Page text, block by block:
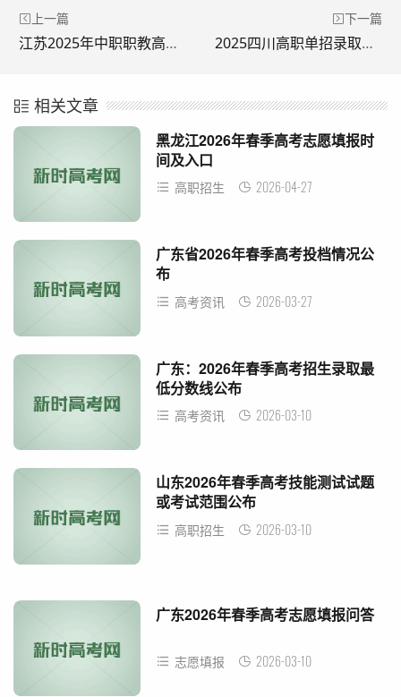
上一篇
江苏2025年中职职教高考专业技能考试成绩查询时间及方式
下一篇
2025四川高职单招录取结果查询时间及查分入口
相关文章
黑龙江2026年春季高考志愿填报时
间及入口
高职招生 2026-04-27
广东省2026年春季高考投档情况公
布
高考资讯 2026-03-27
广东：2026年春季高考招生录取最
低分数线公布
高考资讯 2026-03-10
山东2026年春季高考技能测试试题
或考试范围公布
高职招生 2026-03-10
广东2026年春季高考志愿填报问答
志愿填报 2026-03-10